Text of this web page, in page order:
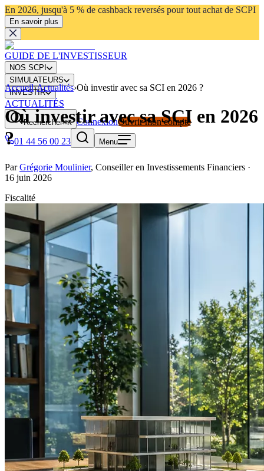
En 2026, jusqu'à 5 % de cashback reversés pour tout achat de SCPI
En savoir plus
GUIDE DE L'INVESTISSEUR
NOS SCPI
SIMULATEURS
INVESTIR
ACTUALITÉS
Rechercher⌘K ConnexionOuvrir mon compte
01 44 56 00 23
Menu
Accueil›Actualités›Où investir avec sa SCI en 2026 ?
Où investir avec sa SCI en 2026
?
Par Grégorie Moulinier, Conseiller en Investissements Financiers ·
16 juin 2026
Fiscalité